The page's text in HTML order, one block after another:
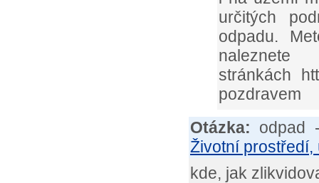
určitých
odpadu.
stránkách
pozdravem
Otázka: odpad
Životní prostředí,
kde, jak